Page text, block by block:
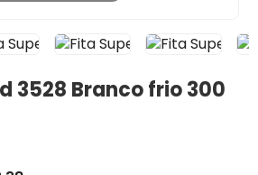
3528 Branco frio 300